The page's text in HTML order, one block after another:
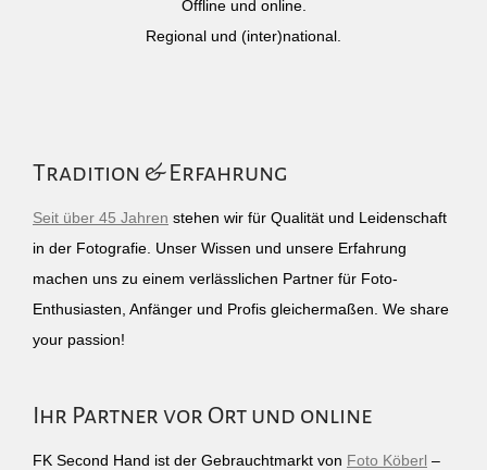
Offline und online.
Regional und (inter)national.
Tradition & Erfahrung
Seit über 45 Jahren stehen wir für Qualität und Leidenschaft
in der Fotografie. Unser Wissen und unsere Erfahrung
machen uns zu einem verlässlichen Partner für Foto-
Enthusiasten, Anfänger und Profis gleichermaßen. We share
your passion!
Ihr Partner vor Ort und online
FK Second Hand ist der Gebrauchtmarkt von Foto Köberl –